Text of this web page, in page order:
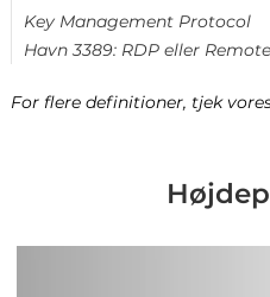
Key Management Protocol
Havn 3389: RDP eller
For flere definitioner, tjek